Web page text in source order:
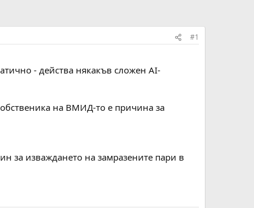
#1
- действа някакъв сложен AI-
на ВМИД-то е причина за
за изваждането на замразените пари в